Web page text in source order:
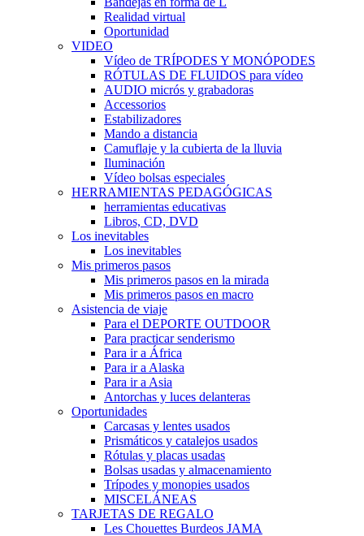
Realidad virtual
Oportunidad
VIDEO
Vídeo de TRÍPODES Y MONÓPODES
RÓTULAS DE FLUIDOS para vídeo
AUDIO micrós y grabadoras
Accessorios
Estabilizadores
Mando a distancia
Camuflaje y la cubierta de la lluvia
Iluminación
Vídeo bolsas especiales
HERRAMIENTAS PEDAGÓGICAS
herramientas educativas
Libros, CD, DVD
Los inevitables
Los inevitables
Mis primeros pasos
Mis primeros pasos en la mirada
Mis primeros pasos en macro
Asistencia de viaje
Para el DEPORTE OUTDOOR
Para practicar senderismo
Para ir a África
Para ir a Alaska
Para ir a Asia
Antorchas y luces delanteras
Oportunidades
Carcasas y lentes usados
Prismáticos y catalejos usados
Rótulas y placas usadas
Bolsas usadas y almacenamiento
Trípodes y monopies usados
MISCELÁNEAS
TARJETAS DE REGALO
Les Chouettes Burdeos JAMA